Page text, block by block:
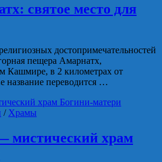
святое место для
достопримечательностей
пещера Амарнатх,
Кашмире, в 2 километрах от
название переводится …
/ Храмы
мистический храм